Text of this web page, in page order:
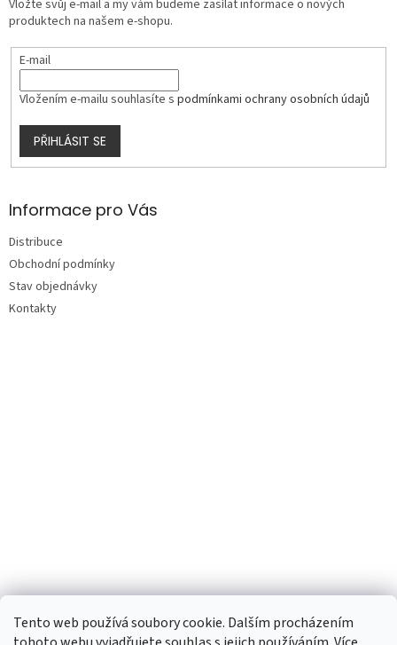
Tento web používá soubory cookie. Dalším procházením
Vložte svůj e-mail a my vám budeme zasílat informace o nových
produktech na našem e-shopu.
E-mail
Vložením e-mailu souhlasíte s podmínkami ochrany osobních údajů
PŘIHLÁSIT SE
Informace pro Vás
Distribuce
Obchodní podmínky
Stav objednávky
Kontakty